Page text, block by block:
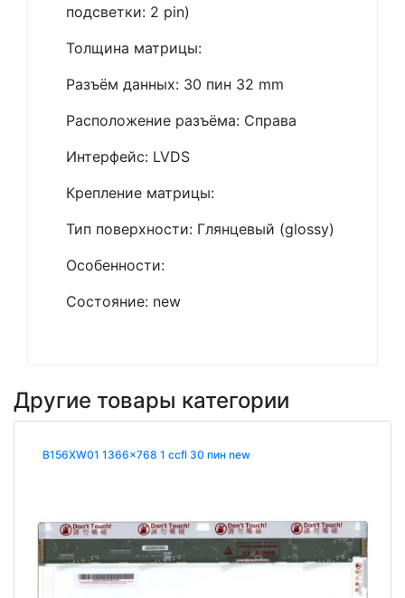
подсветки: 2 pin)
Толщина матрицы:
Разъём данных: 30 пин 32 mm
Расположение разъёма: Справа
Интерфейс: LVDS
Крепление матрицы:
Тип поверхности: Глянцевый (glossy)
Особенности:
Состояние: new
Другие товары категории
B156XW01 1366x768 1 ccfl 30 пин new